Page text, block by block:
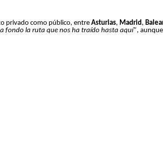
privado como público, entreAsturias, Madrid,
fondo la ruta que nos ha traído hasta aquí”,